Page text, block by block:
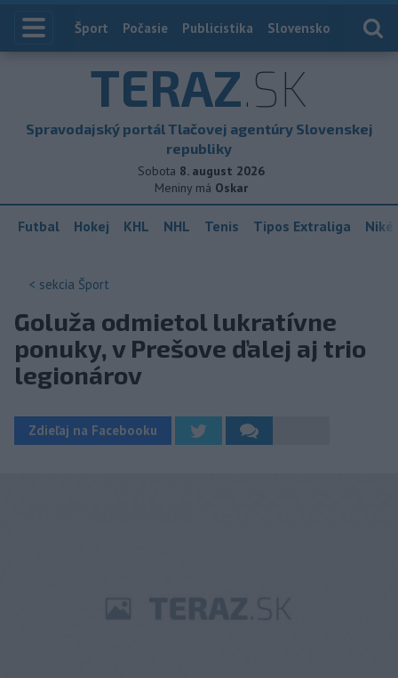
Index
Šport Počasie Publicistika Slovensko
TERAZ.SK
Spravodajský portál Tlačovej agentúry Slovenskej
republiky
Sobota 8. august 2026
Meniny má Oskar
Futbal Hokej KHL NHL Tenis Tipos Extraliga
< sekcia Šport
Goluža odmietol lukratívne
ponuky, v Prešove ďalej aj trio
legionárov
Zdieľaj na Facebooku